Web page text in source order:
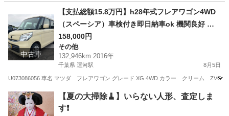
飯能駅 ホンダ フォーク
中古車
【支払総額15.8万円】h28年式フレアワゴン4WD
（スペーシア）車検付き即日納車ok 機関良好 燃
費良好！自動ブレーキ付き S-eneチャージ エアコ
ンバッチリ♩
158,000円
その他
132,946km 2016年
千葉県 運河駅 8月5日
U073086056 車名 マツダ フレアワゴン グレード XG 4WD カラー クリーム ZVG 年
千葉 野田市 運河駅 その他 車両
【夏の大掃除🧹】いらない人形、査定しま
す❗️